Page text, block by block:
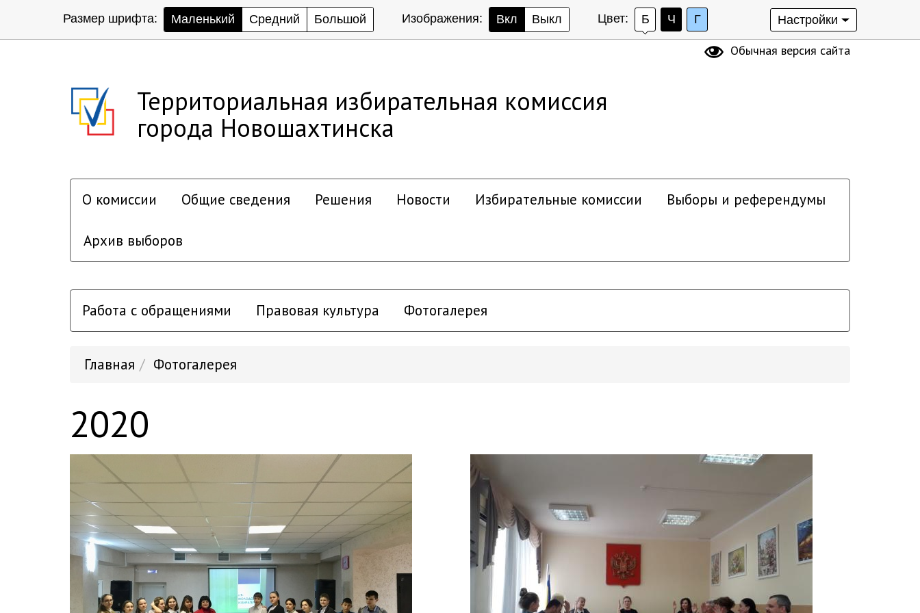
Размер шрифта: Маленький Средний Большой Изображения: Вкл Выкл Цвет: Б Ч Г Настройки
Обычная версия сайта
Территориальная избирательная комиссия
города Новошахтинска
О комиссии Общие сведения Решения Новости Избирательные комиссии Выборы и референдумы
Архив выборов
Работа с обращениями Правовая культура Фотогалерея
Главная Фотогалерея
2020